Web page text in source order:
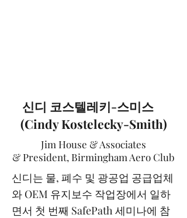
신디 코스텔레키-스미스
(Cindy Kostelecky-Smith)
Jim House & Associates
& President, Birmingham Aero Club
신디는 물, 폐수 및 광공업 공급업체
와 OEM 유지보수 작업장에서 일하
면서 첫 번째 SafePath 세미나에 참